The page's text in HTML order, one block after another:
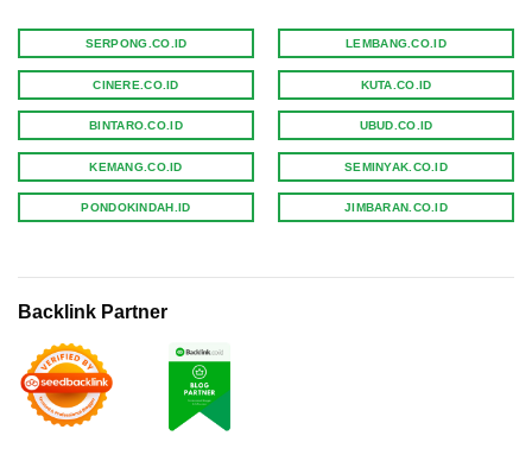
SERPONG.CO.ID
CINERE.CO.ID
BINTARO.CO.ID
KEMANG.CO.ID
PONDOKINDAH.ID
LEMBANG.CO.ID
KUTA.CO.ID
UBUD.CO.ID
SEMINYAK.CO.ID
JIMBARAN.CO.ID
Backlink Partner